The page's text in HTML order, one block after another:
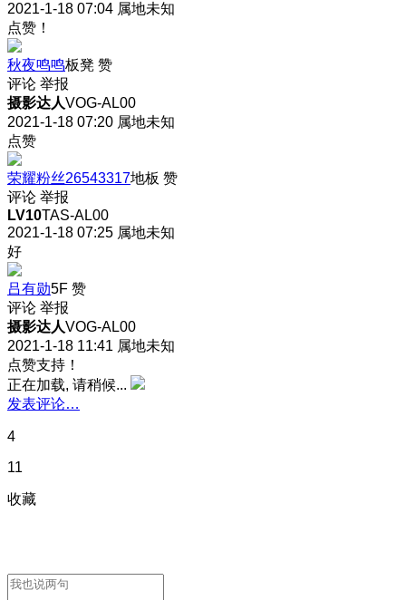
2021-1-18 07:04 属地未知
点赞！
秋夜鸣鸣板凳 赞
评论 举报
摄影达人VOG-AL00
2021-1-18 07:20 属地未知
点赞
荣耀粉丝26543317地板 赞
评论 举报
LV10TAS-AL00
2021-1-18 07:25 属地未知
好
吕有勋5F 赞
评论 举报
摄影达人VOG-AL00
2021-1-18 11:41 属地未知
点赞支持！
正在加载, 请稍候...
发表评论…
4
11
收藏